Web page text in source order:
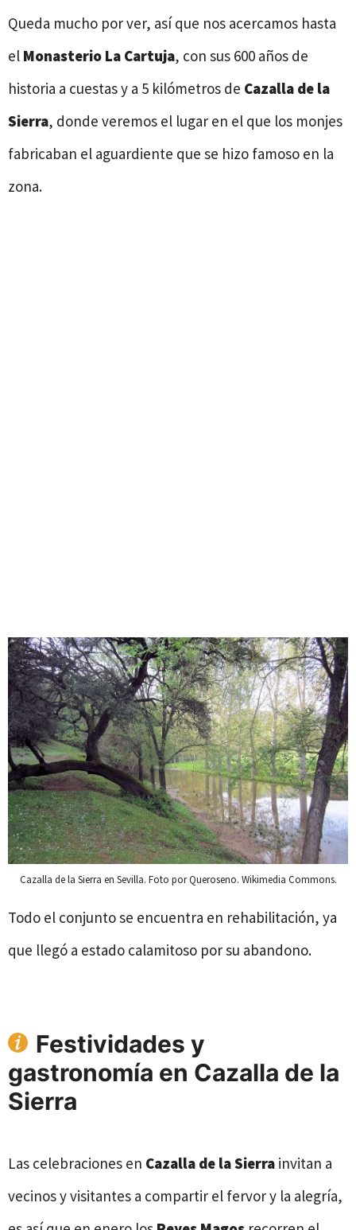
Queda mucho por ver, así que nos acercamos hasta
el Monasterio La Cartuja, con sus 600 años de
historia a cuestas y a 5 kilómetros de Cazalla de la
Sierra, donde veremos el lugar en el que los monjes
fabricaban el aguardiente que se hizo famoso en la
zona.
Cazalla de la Sierra en Sevilla. Foto por Queroseno. Wikimedia Commons.
Todo el conjunto se encuentra en rehabilitación, ya
que llegó a estado calamitoso por su abandono.
Festividades y
gastronomía en Cazalla de la
Sierra
Las celebraciones en Cazalla de la Sierra invitan a
vecinos y visitantes a compartir el fervor y la alegría,